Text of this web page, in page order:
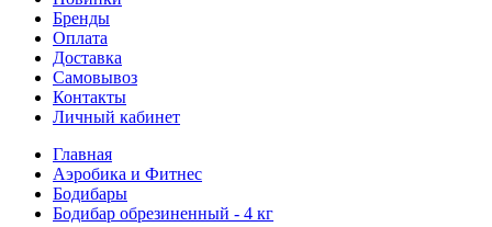
Бренды
Оплата
Доставка
Самовывоз
Контакты
Личный кабинет
Главная
Аэробика и Фитнес
Бодибары
Бодибар обрезиненный - 4 кг